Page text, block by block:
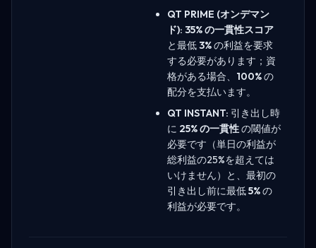
QT PRIME (オンデマン
ド): 35% の一貫性スコア
と最低3%の利益を要求
する必要があります；資
格がある場合、 100%の
配分を支払います。
QT INSTANT: 引き出し時
に 25% の一貫性の閾値が
必要です（単日の利益が
総利益の25%を超えては
いけません）と、最初の
引き出し前に最低5%の
利益が必要です。